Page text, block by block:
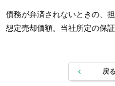
債務が弁済されないときの、
想定売却価額。当社所定の保
戻る